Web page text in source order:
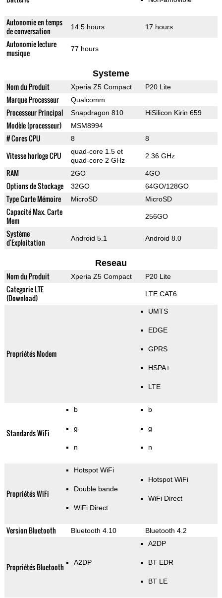
Autonomie en temps
de conversation
14.5 hours 17 hours
Autonomie lecture
musique
77 hours
Systeme
Nom du Produit Xperia Z5 Compact P20 Lite
Marque Processeur Qualcomm
Processeur Principal Snapdragon 810 HiSilicon Kirin 659
Modèle (processeur) MSM8994
# Cores CPU 8 8
Vitesse horloge CPU
quad-core 1.5 et
quad-core 2 GHz
2.36 GHz
RAM 2GO 4GO
Options de Stockage 32GO 64GO/128GO
Type Carte Mémoire MicroSD MicroSD
Capacité Max. Carte
Mem
256GO
Système
d'Exploitation
Android 5.1 Android 8.0
Reseau
Nom du Produit Xperia Z5 Compact P20 Lite
Categorie LTE
(Download)
LTE CAT6
Propriétés Modem
UMTS
EDGE
GPRS
HSPA+
LTE
Standards WiFi
b
g
n
b
g
n
Propriétés WiFi
Hotspot WiFi
Double bande
WiFi Direct
Hotspot WiFi
WiFi Direct
Version Bluetooth Bluetooth 4.10 Bluetooth 4.2
Propriétés Bluetooth A2DP
A2DP
BT EDR
BT LE